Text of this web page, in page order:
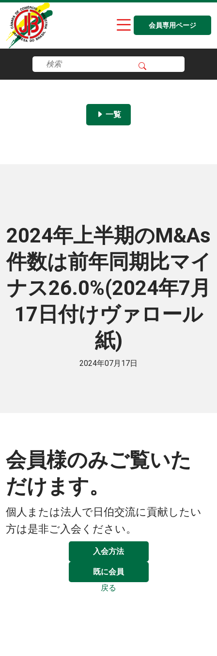
会員専用ページ
一覧
2024年上半期のM&As
件数は前年同期比マイ
ナス26.0%(2024年7月
17日付けヴァロール
紙)
2024年07月17日
会員様のみご覧いた
だけます。
個人または法人で日伯交流に貢献したい
方は是非ご入会ください。
入会方法
既に会員
戻る